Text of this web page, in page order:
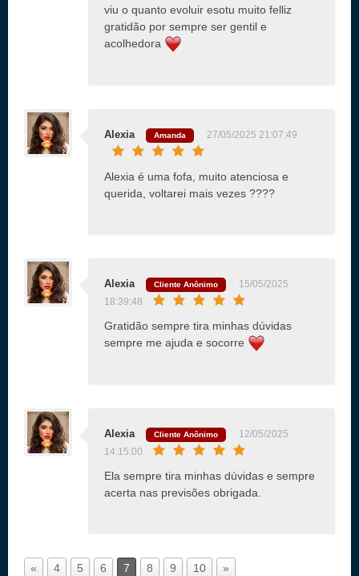
viu o quanto evoluir esotu muito felliz
gratidão por sempre ser gentil e
acolhedora
Alexia Amanda 27/05/2025 21:07:49
Alexia é uma fofa, muito atenciosa e
querida, voltarei mais vezes ????
Alexia Cliente Anônimo
15/05/2025
18:39:48
Gratidão sempre tira minhas dúvidas
sempre me ajuda e socorre
Alexia Cliente Anônimo
12/05/2025
14:15:00
Ela sempre tira minhas dúvidas e sempre
acerta nas previsões obrigada.
« 4 5 6 7 8 9 10 »